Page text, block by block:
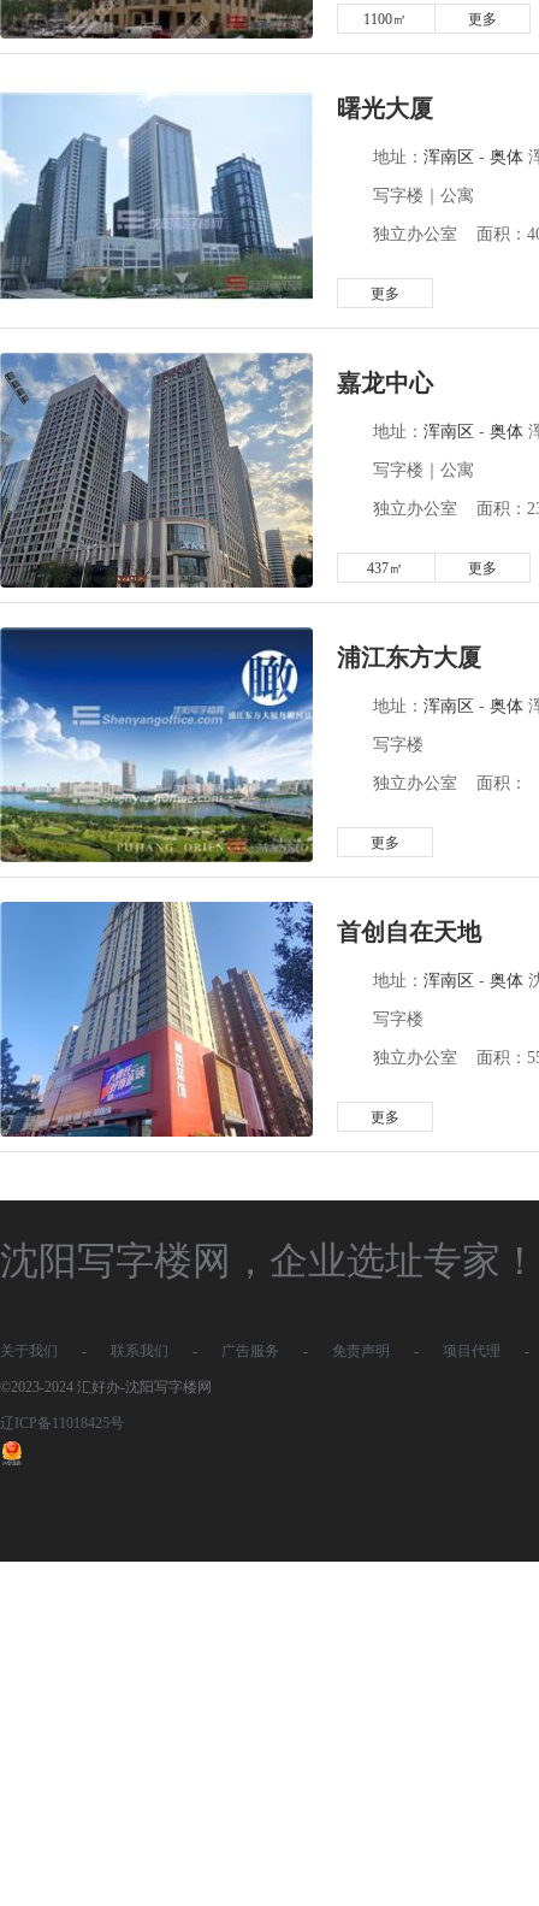
1100㎡ 更多
曙光大厦
地址： 浑南区 - 奥体
写字楼｜公寓
独立办公室 面积：
更多
嘉龙中心
地址： 浑南区 - 奥体
写字楼｜公寓
独立办公室 面积：
437㎡ 更多
浦江东方大厦
地址： 浑南区 - 奥体
写字楼
独立办公室 面积：
更多
首创自在天地
地址： 浑南区 - 奥体
写字楼
独立办公室 面积：
更多
沈阳写字楼网，企业选址专家！
关于我们 - 联系我们 - 广告服务 - 免责声明 - 项目代理 -
©2023-2024 汇好办-沈阳写字楼网
辽ICP备11018425号